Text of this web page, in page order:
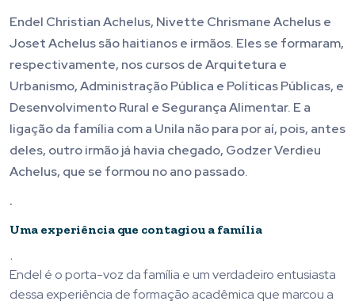
Endel Christian Achelus, Nivette Chrismane Achelus e
Joset Achelus são haitianos e irmãos. Eles se formaram,
respectivamente, nos cursos de Arquitetura e
Urbanismo, Administração Pública e Políticas Públicas, e
Desenvolvimento Rural e Segurança Alimentar. E a
ligação da família com a Unila não para por aí, pois, antes
deles, outro irmão já havia chegado, Godzer Verdieu
Achelus, que se formou no ano passado.
.
Uma experiência que contagiou a família
.
Endel é o porta-voz da família e um verdadeiro entusiasta
dessa experiência de formação acadêmica que marcou a